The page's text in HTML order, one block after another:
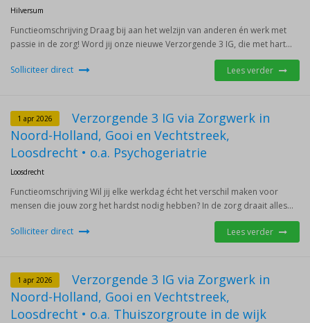
Hilversum
Functieomschrijving Draag bij aan het welzijn van anderen én werk met
passie in de zorg! Word jij onze nieuwe Verzorgende 3 IG, die met hart...
Solliciteer direct Lees verder
1 apr 2026
Verzorgende 3 IG via Zorgwerk in
Noord-Holland, Gooi en Vechtstreek,
Loosdrecht • o.a. Psychogeriatrie
Loosdrecht
Functieomschrijving Wil jij elke werkdag écht het verschil maken voor
mensen die jouw zorg het hardst nodig hebben? In de zorg draait alles...
Solliciteer direct Lees verder
1 apr 2026
Verzorgende 3 IG via Zorgwerk in
Noord-Holland, Gooi en Vechtstreek,
Loosdrecht • o.a. Thuiszorgroute in de wijk